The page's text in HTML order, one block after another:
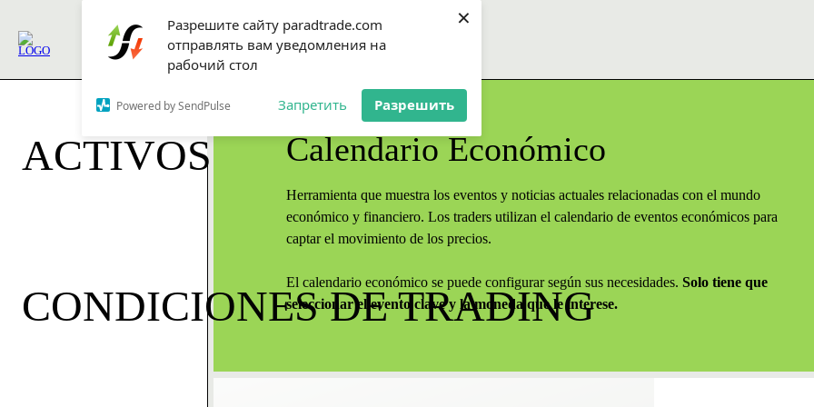
Разрешите сайту paradtrade.com
отправлять вам уведомления на
рабочий стол
Powered by SendPulse Запретить Разрешить
×
SLEEP. EAT. TRADE.
ACTIVOS
CONDICIONES DE TRADING
Calendario Económico
Herramienta que muestra los eventos y noticias actuales relacionadas con el mundo
económico y financiero. Los traders utilizan el calendario de eventos económicos para
captar el movimiento de los precios.
El calendario económico se puede configurar según sus necesidades. Solo tiene que
seleccionar el evento clave y la moneda que le interese.